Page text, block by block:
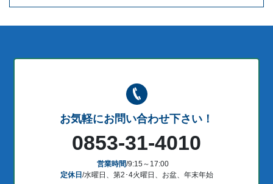
お気軽にお問い合わせ下さい！
0853-31-4010
営業時間/9:15～17:00
定休日/水曜日、第2･4火曜日、お盆、年末年始